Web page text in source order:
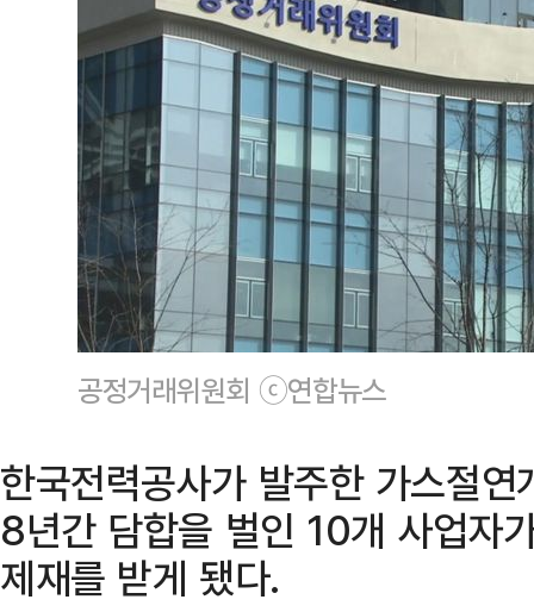
공정거래위원회 ⓒ연합뉴스
한국전력공사가 발주한 가스절
8년간 담합을 벌인 10개 사업자
제재를 받게 됐다.